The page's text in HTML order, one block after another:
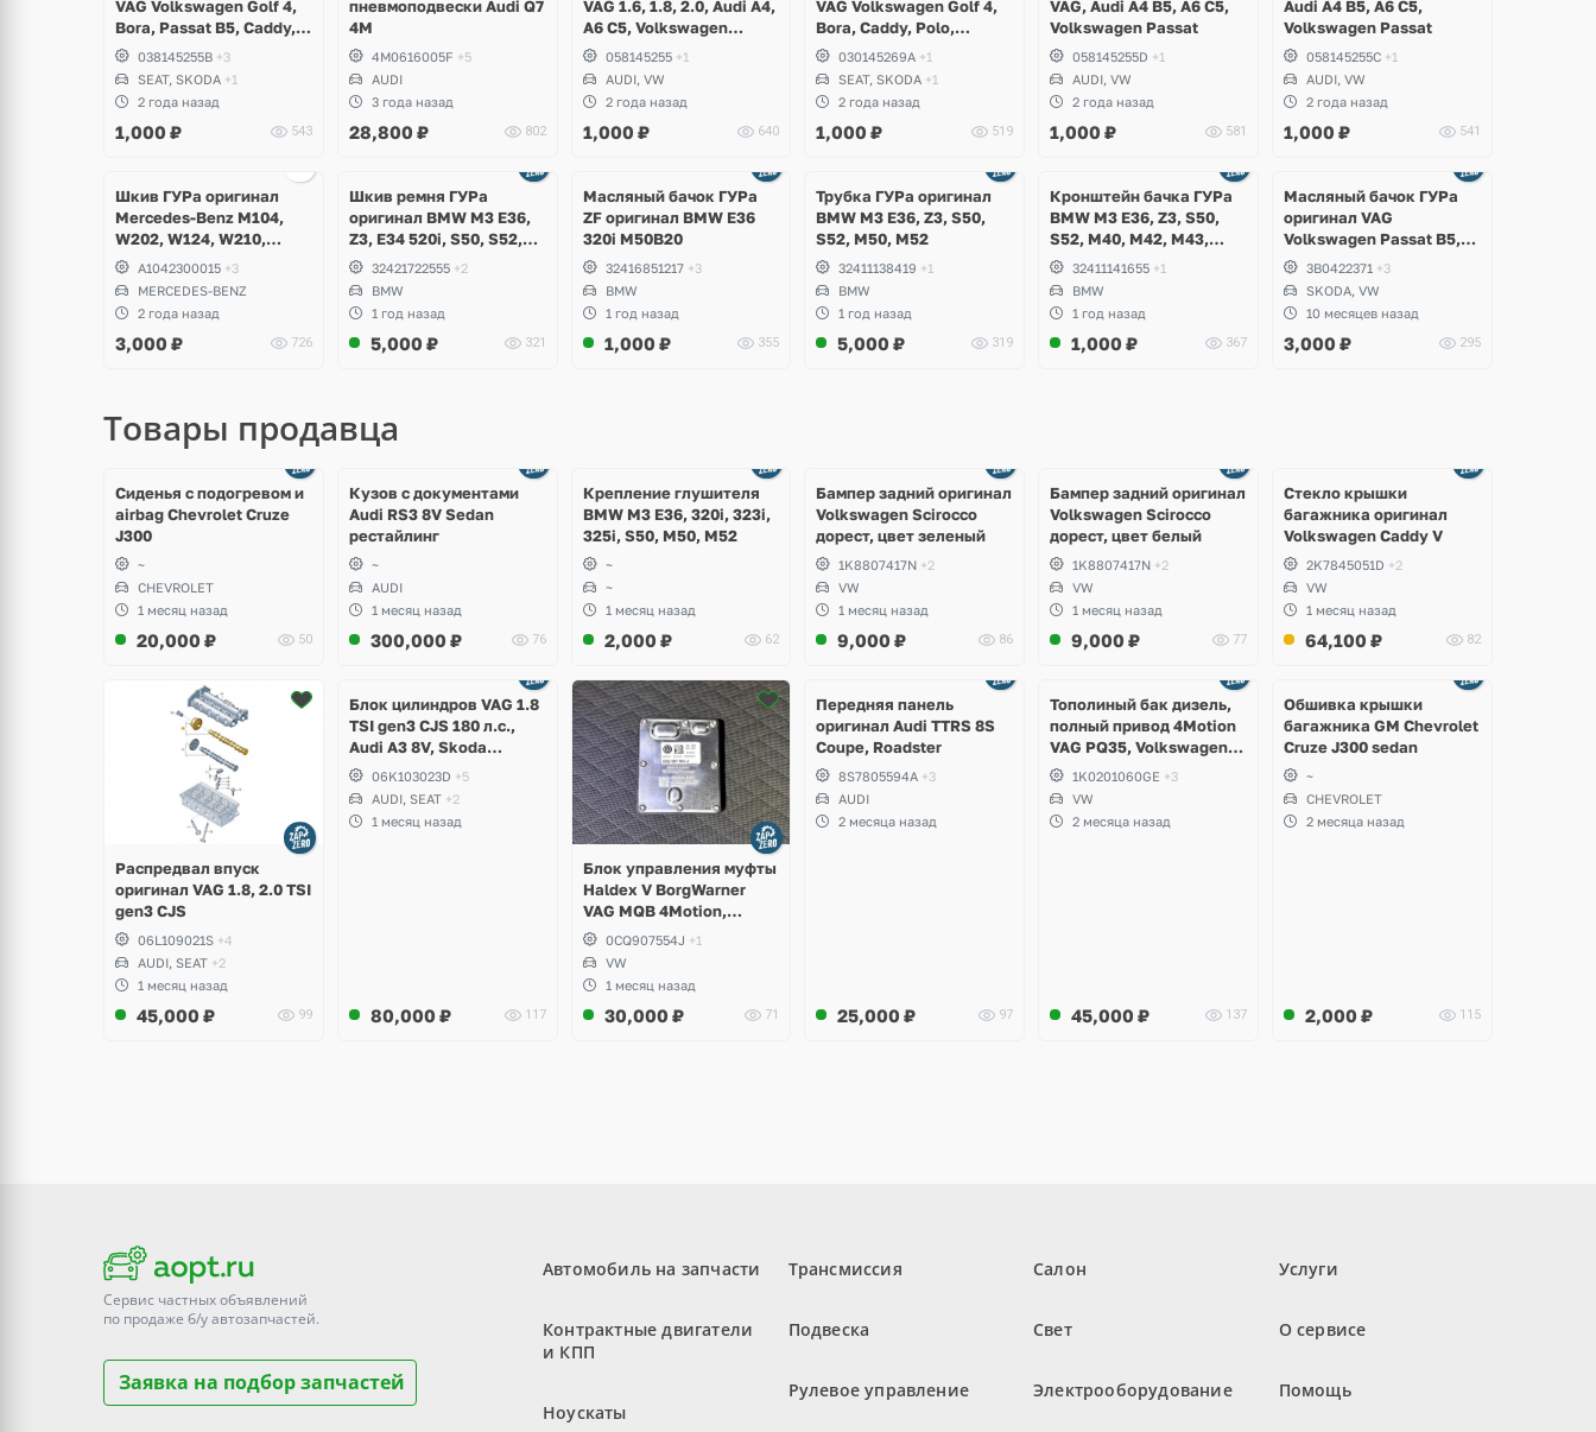
VAG Volkswagen Golf 4,
Bora, Passat B5, Caddy,
Polo, Beetle, Transporter,
Skoda Octavia, Seat
Leon, Toledo, Cordoba,
Arosa
038145255B +3
SEAT, SKODA +1
2 года назад
1,000 ₽ 543
пневмоподвески Audi Q7
4M
4M0616005F +5
AUDI
3 года назад
28,800 ₽ 802
VAG 1.6, 1.8, 2.0, Audi A4,
A6 C5, Volkswagen
Passat B5
058145255 +1
AUDI, VW
2 года назад
1,000 ₽ 640
VAG Volkswagen Golf 4,
Bora, Caddy, Polo,
Beetle, Skoda Octavia,
Felicia, Seat Leon, Arosa,
Toledo, Cordoba
030145269A +1
SEAT, SKODA +1
2 года назад
1,000 ₽ 519
VAG, Audi A4 B5, A6 C5,
Volkswagen Passat
058145255D +1
AUDI, VW
2 года назад
1,000 ₽ 581
Audi A4 B5, A6 C5,
Volkswagen Passat
058145255C +1
AUDI, VW
2 года назад
1,000 ₽ 541
Шкив ГУРа оригинал
Mercedes-Benz M104,
W202, W124, W210,
W140, W129
A1042300015 +3
MERCEDES-BENZ
2 года назад
3,000 ₽ 726
Шкив ремня ГУРа
оригинал BMW M3 E36,
Z3, E34 520i, S50, S52,
M42, M50, M52
32421722555 +2
BMW
1 год назад
5,000 ₽ 321
Масляный бачок ГУРа
ZF оригинал BMW E36
320i M50B20
32416851217 +3
BMW
1 год назад
1,000 ₽ 355
Трубка ГУРа оригинал
BMW M3 E36, Z3, S50,
S52, M50, M52
32411138419 +1
BMW
1 год назад
5,000 ₽ 319
Кронштейн бачка ГУРа
BMW M3 E36, Z3, S50,
S52, M40, M42, M43,
M50, M51, M52
32411141655 +1
BMW
1 год назад
1,000 ₽ 367
Масляный бачок ГУРа
оригинал VAG
Volkswagen Passat B5,
Skoda Superb 1
3B0422371 +3
SKODA, VW
10 месяцев назад
3,000 ₽ 295
Товары продавца
Сиденья с подогревом и
airbag Chevrolet Cruze
J300
~
CHEVROLET
1 месяц назад
20,000 ₽ 50
Кузов с документами
Audi RS3 8V Sedan
рестайлинг
~
AUDI
1 месяц назад
300,000 ₽ 76
Крепление глушителя
BMW M3 E36, 320i, 323i,
325i, S50, M50, M52
~
~
1 месяц назад
2,000 ₽ 62
Бампер задний оригинал
Volkswagen Scirocco
дорест, цвет зеленый
1K8807417N +2
VW
1 месяц назад
9,000 ₽ 86
Бампер задний оригинал
Volkswagen Scirocco
дорест, цвет белый
1K8807417N +2
VW
1 месяц назад
9,000 ₽ 77
Стекло крышки
багажника оригинал
Volkswagen Caddy V
2K7845051D +2
VW
1 месяц назад
64,100 ₽ 82
Распредвал впуск
оригинал VAG 1.8, 2.0 TSI
gen3 CJS
06L109021S +4
AUDI, SEAT +2
1 месяц назад
45,000 ₽ 99
2 фото
Блок цилиндров VAG 1.8
TSI gen3 CJS 180 л.с.,
Audi A3 8V, Skoda
Octavia A7, Superb,
Volkswagen Passat B8,
Golf VII Alltrack, Seat
Leon
06K103023D +5
AUDI, SEAT +2
1 месяц назад
80,000 ₽ 117
Блок управления муфты
Haldex V BorgWarner
VAG MQB 4Motion,
Volkswagen Tiguan
0CQ907554J +1
VW
1 месяц назад
30,000 ₽ 71
2 фото
Передняя панель
оригинал Audi TTRS 8S
Coupe, Roadster
8S7805594A +3
AUDI
2 месяца назад
25,000 ₽ 97
Тополиный бак дизель,
полный привод 4Motion
VAG PQ35, Volkswagen
Scirocco, Golf V, VI,
Skoda Yeti, Octavia A5,
Superb, Audi A3, Seat
Altea
1K0201060GE +3
VW
2 месяца назад
45,000 ₽ 137
Обшивка крышки
багажника GM Chevrolet
Cruze J300 sedan
~
CHEVROLET
2 месяца назад
2,000 ₽ 115
Сервис частных объявлений
по продаже б/уавтозапчастей.
Заявка на подбор запчастей
Автомобиль на запчасти
Контрактные двигатели
и КПП
Ноускаты
Трансмиссия
Подвеска
Рулевое управление
Салон
Свет
Электрооборудование
Услуги
О сервисе
Помощь